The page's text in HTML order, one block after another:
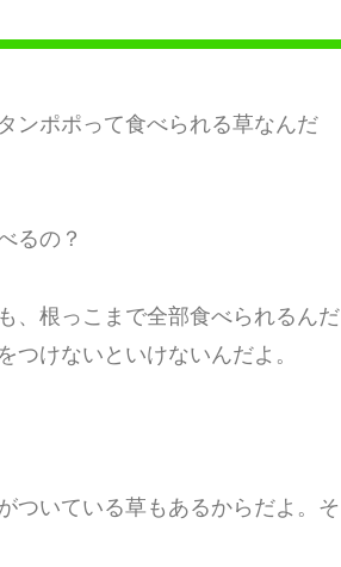
ンポポって食べられる草なんだ
るの？
、根っこまで全部食べられるんだ
けないといけないんだよ。
ついている草もあるからだよ。そ